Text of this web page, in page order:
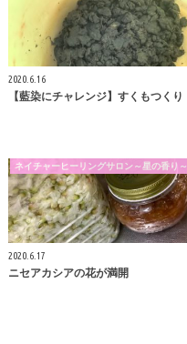
2020.6.16
【藍染にチャレンジ】すくもつくり
ネイチャーヒーリングサロン～星の香り～
2020.6.17
ニセアカシアの花が満開